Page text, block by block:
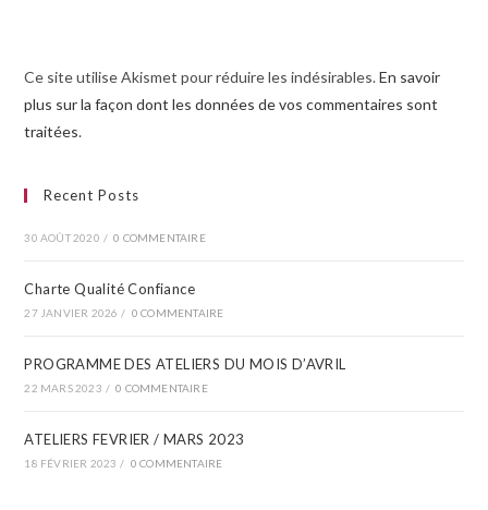
Ce site utilise Akismet pour réduire les indésirables.En savoir
plus sur la façon dont les données de vos commentaires sont
traitées.
Recent Posts
30 AOÛT 2020 / 0 COMMENTAIRE
Charte Qualité Confiance
27 JANVIER 2026 / 0 COMMENTAIRE
PROGRAMME DES ATELIERS DU MOIS D’AVRIL​
22 MARS 2023 / 0 COMMENTAIRE
ATELIERS FEVRIER / MARS 2023
18 FÉVRIER 2023 / 0 COMMENTAIRE